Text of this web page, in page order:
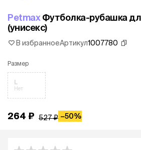
PetmaxФутболка-рубашка
(унисекс)
В избранноеАртикул1007780
Размер
L
Нет
264 ₽ 527 ₽ −50%